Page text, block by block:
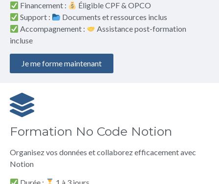
Financement :
Éligible CPF & OPCO
Support :
Documents et ressources inclus
Accompagnement :
Assistance post-formation
incluse
Je me forme maintenant
Formation No Code Notion
Organisez vos données et collaborez efficacement avec
Notion